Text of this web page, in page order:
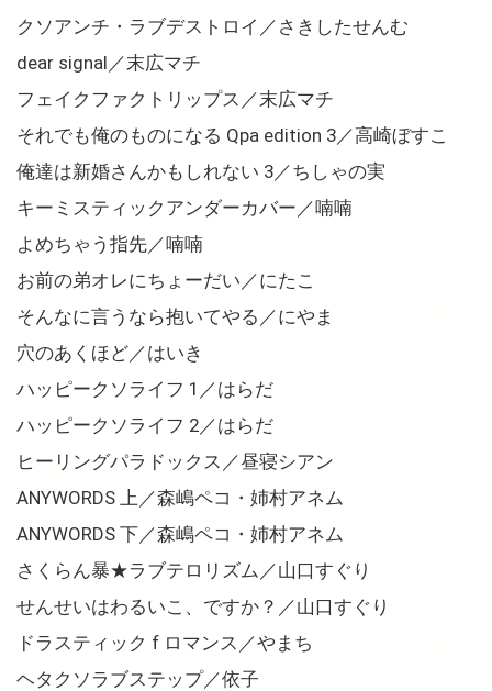
クソアンチ・ラブデストロイ／さきしたせんむ
dear signal／末広マチ
フェイクファクトリップス／末広マチ
それでも俺のものになる Qpa edition 3／高崎ぼすこ
俺達は新婚さんかもしれない 3／ちしゃの実
キーミスティックアンダーカバー／喃喃
よめちゃう指先／喃喃
お前の弟オレにちょーだい／にたこ
そんなに言うなら抱いてやる／にやま
穴のあくほど／はいき
ハッピークソライフ 1／はらだ
ハッピークソライフ 2／はらだ
ヒーリングパラドックス／昼寝シアン
ANYWORDS 上／森嶋ペコ・姉村アネム
ANYWORDS 下／森嶋ペコ・姉村アネム
さくらん暴★ラブテロリズム／山口すぐり
せんせいはわるいこ、ですか？／山口すぐり
ドラスティック f ロマンス／やまち
ヘタクソラブステップ／依子